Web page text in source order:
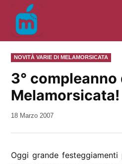
contenuto
PUBBLICATO
IN
NOVITÀ VARIE DI MELAMORSICATA
3° compleanno
Melamorsicata!
da
18 Marzo 2007
Oggi grande